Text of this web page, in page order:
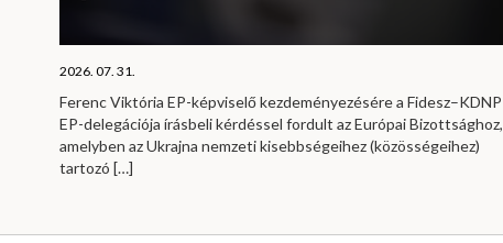
2026. 07. 31.
Ferenc Viktória EP-képviselő kezdeményezésére a Fidesz–KDNP
EP-delegációja írásbeli kérdéssel fordult az Európai Bizottsághoz,
amelyben az Ukrajna nemzeti kisebbségeihez (közösségeihez)
tartozó […]